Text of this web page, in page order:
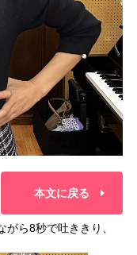
本文に戻る
ら8秒で吐ききり、